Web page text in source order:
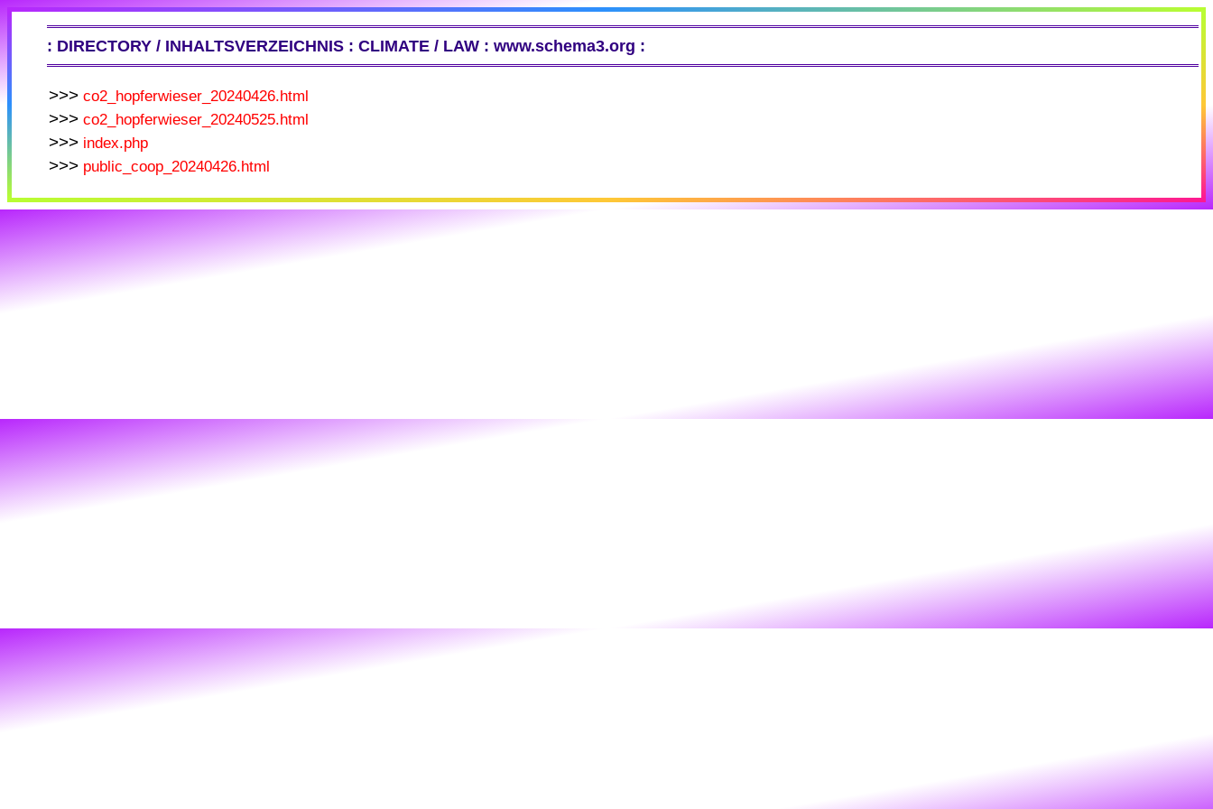
: DIRECTORY / INHALTSVERZEICHNIS : CLIMATE / LAW : www.schema3.org :
co2_hopferwieser_20240426.html
co2_hopferwieser_20240525.html
index.php
public_coop_20240426.html